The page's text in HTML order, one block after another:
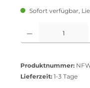
Sofort verfügbar,
Produkt Anzahl: Gib
Produktnummer:
Lieferzeit: 1-3 Tage